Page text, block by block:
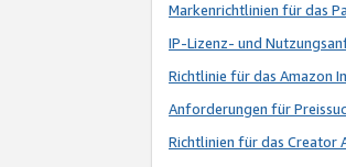
Markenrichtlinien für das
IP-Lizenz- und
Richtlinie für das Amazon
Anforderungen für
Richtlinien für das Creator